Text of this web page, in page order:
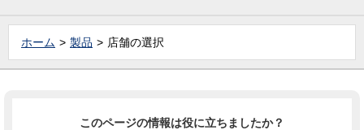
ホーム 製品 店舗の選択
このページの情報は役に立ちましたか？